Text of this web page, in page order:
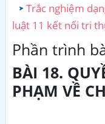
Trắc nghiệm
luật 11 kết nối tri
Phần trình
BÀI 18.
PHẠM VỀ